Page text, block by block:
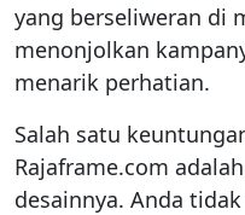
yang berseliweran di
menonjolkan
menarik perhatian.
Salah satu
Rajaframe.com
desainnya. Anda